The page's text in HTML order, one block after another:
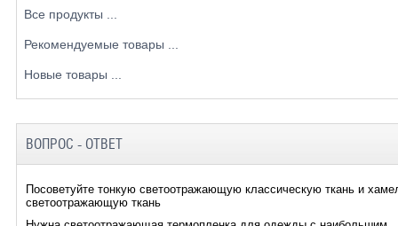
Все продукты ...
Рекомендуемые товары ...
Новые товары ...
ВОПРОС - ОТВЕТ
Посоветуйте тонкую светоотражающую классическую ткань и
светоотражающую ткань